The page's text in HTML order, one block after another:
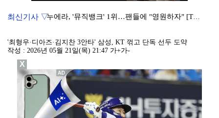
누에라, '뮤직뱅크' 1위…팬들에 "영원하자" [TV캡…
강채연, 제주삼다수 2R 깜짝 선두 도약…박민지 공동 …
진세연, 전속계약 종료…FA 시장 나왔다 [공식]
정해인X강하늘X이청아X유재명X김선영 뭉쳤다…'아가미',…
최신기사 ▽
'최형우·디아즈·김지찬 3안타' 삼성, KT 꺾고 단독 선두 도약
작성 : 2026년 05월 21일(목) 21:47 가+가-
X